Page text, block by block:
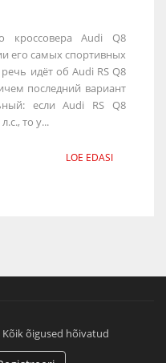
кроссовера Audi Q8
его самых спортивных
идёт об Audi RS Q8
последний вариант
если Audi RS Q8
то у...
LOE EDASI
õigused hõivatud